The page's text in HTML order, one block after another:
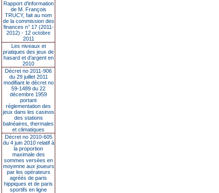
Rapport d'information
de M. François
TRUCY, fait au nom
de la commission des
finances n° 17 (2011-
2012) - 12 octobre
2011
Les niveaux et
pratiques des jeux de
hasard et d’argent en
2010
Décret no 2011-906
du 29 juillet 2011
modifiant le décret no
59-1489 du 22
décembre 1959
portant
réglementation des
jeux dans les casinos
des stations
balnéaires, thermales
et climatiques
Décret no 2010-605
du 4 juin 2010 relatif à
la proportion
maximale des
sommes versées en
moyenne aux joueurs
par les opérateurs
agréés de paris
hippiques et de paris
sportifs en ligne